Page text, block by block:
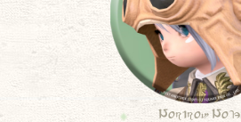
Norirow Note